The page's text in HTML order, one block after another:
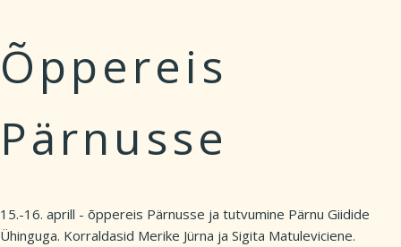
Õppereis
Pärnusse
15.-16. aprill - õppereis Pärnusse ja tutvumine Pärnu Giidide
Ühinguga. Korraldasid Merike Jürna ja Sigita Matuleviciene.